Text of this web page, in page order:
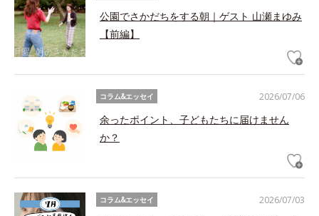
公園でさかだちをする朝｜ゲスト 山瀬まゆみ
【前編】
2026/07/06
コラム&エッセイ
余ったポイント、子どもたちに届けません
か？
2026/07/03
コラム&エッセイ